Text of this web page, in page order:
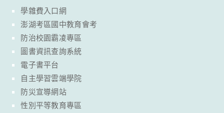
學雜費入口網
澎湖考區國中教育會考
防治校園霸凌專區
圖書資訊查詢系統
電子書平台
自主學習雲端學院
防災宣導網站
性別平等教育專區